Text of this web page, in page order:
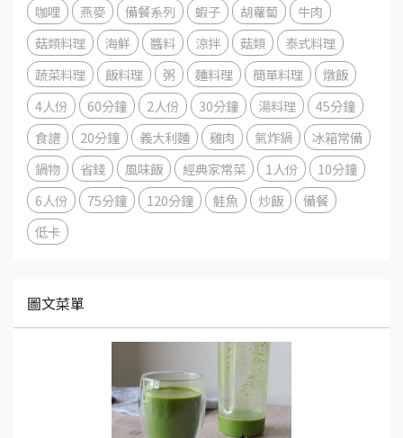
咖哩
燕麥 備餐系列 蝦子 胡蘿蔔
牛肉
菇類料理
海鮮 醬料 涼拌 菇類
泰式料理
蔬菜料理
飯料理 粥 麵料理 簡單料理
燉飯
4人份
60分鐘 2人份 30分鐘 湯料理
45分鐘
食譜
20分鐘 義大利麵 雞肉 氣炸鍋
冰箱常備
鍋物
省錢 風味飯 經典家常菜 1人份
10分鐘
6人份
75分鐘 120分鐘 鮭魚 炒飯
備餐
低卡
圖文菜單